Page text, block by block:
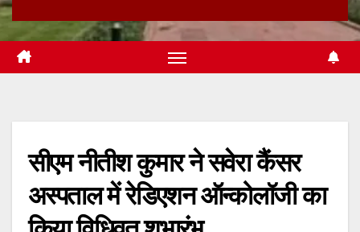
सीएम नीतीश कुमार ने सवेरा कैंसर
अस्पताल में रेडिएशन ऑन्कोलॉजी का